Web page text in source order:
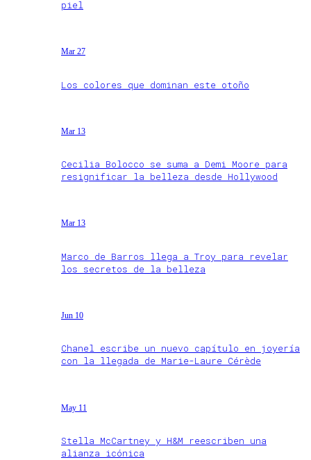
piel
Mar 27
Los colores que dominan este otoño
Mar 13
Cecilia Bolocco se suma a Demi Moore para
resignificar la belleza desde Hollywood
Mar 13
Marco de Barros llega a Troy para revelar
los secretos de la belleza
Jun 10
Chanel escribe un nuevo capítulo en joyería
con la llegada de Marie-Laure Cérède
May 11
Stella McCartney y H&M reescriben una
alianza icónica